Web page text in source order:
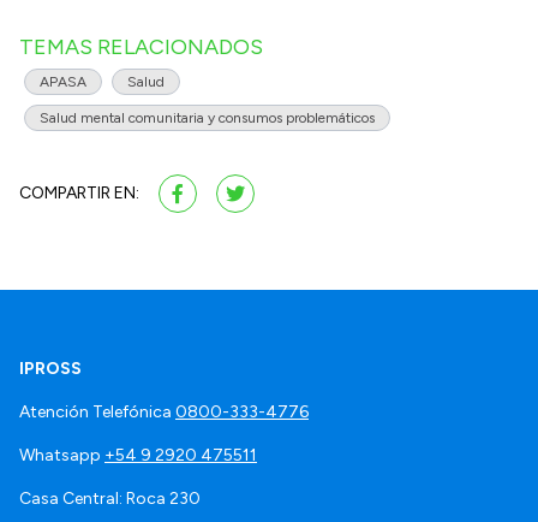
TEMAS RELACIONADOS
APASA Salud
Salud mental comunitaria y consumos problemáticos
COMPARTIR EN:
IPROSS
Atención Telefónica 0800-333-4776
Whatsapp +54 9 2920 475511
Casa Central: Roca 230